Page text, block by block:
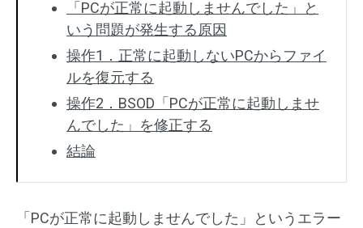
「PCが正常に起動しませんでした」と
いう問題が発生する原因
操作1．正常に起動しないPCからファイ
ルを復元する
操作2．BSOD「PCが正常に起動しませ
んでした」を修正する
結論
「PCが正常に起動しませんでした」というエラー